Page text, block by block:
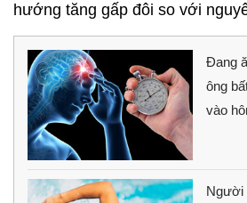
hướng tăng gấp đôi so với
Đang
ông
vào
Người